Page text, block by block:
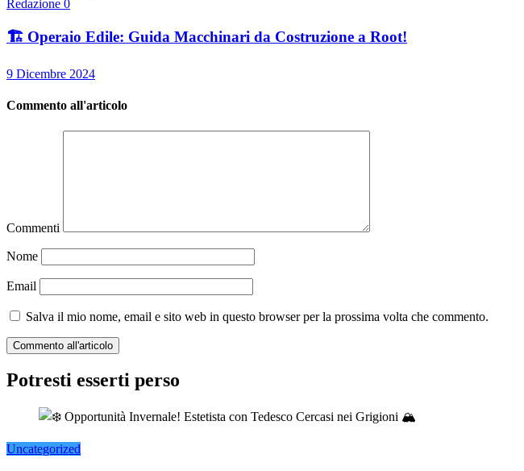
Redazione 0
🏗️ Operaio Edile: Guida Macchinari da Costruzione a Root!
9 Dicembre 2024
Commento all'articolo
Commenti
Nome
Email
Salva il mio nome, email e sito web in questo browser per la prossima volta che commento.
Potresti esserti perso
Uncategorized